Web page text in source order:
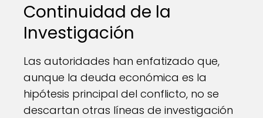
Continuidad de la
Investigación
Las autoridades han enfatizado que,
aunque la deuda económica es la
hipótesis principal del conflicto, no se
descartan otras líneas de investigación